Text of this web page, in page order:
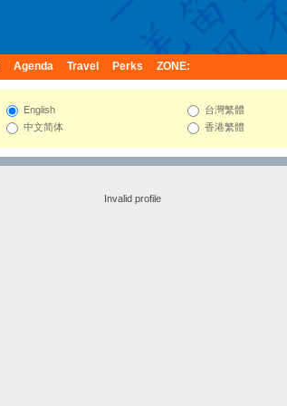
Agenda Travel Perks ZONE:
English
中文简体
台灣繁體
香港繁體
Invalid profile